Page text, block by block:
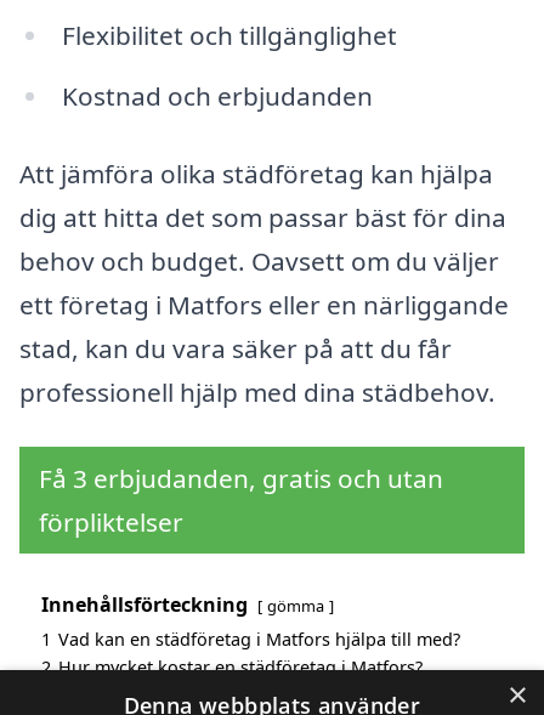
Flexibilitet och tillgänglighet
Kostnad och erbjudanden
Att jämföra olika städföretag kan hjälpa
dig att hitta det som passar bäst för dina
behov och budget. Oavsett om du väljer
ett företag i Matfors eller en närliggande
stad, kan du vara säker på att du får
professionell hjälp med dina städbehov.
Få 3 erbjudanden, gratis och utan
förpliktelser
Innehållsförteckning gömma
1 Vad kan en städföretag i Matfors hjälpa till med?
2 Hur mycket kostar en städföretag i Matfors?
Fördelar med att välja städföretag i Matfors
×
Denna webbplats använder